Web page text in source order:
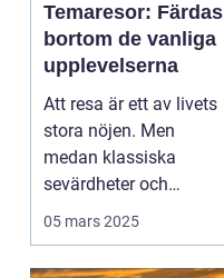
Temaresor: Färdas
bortom de vanliga
upplevelserna
Att resa är ett av livets
stora nöjen. Men
medan klassiska
sevärdheter och
typiska re...
05 mars 2025